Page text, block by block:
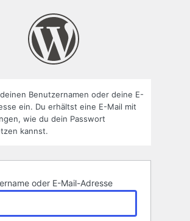
Benutzernamen oder deine E-
ein. Du erhältst eine E-Mail mit
wie du dein Passwort
kannst.
oder E-Mail-Adresse